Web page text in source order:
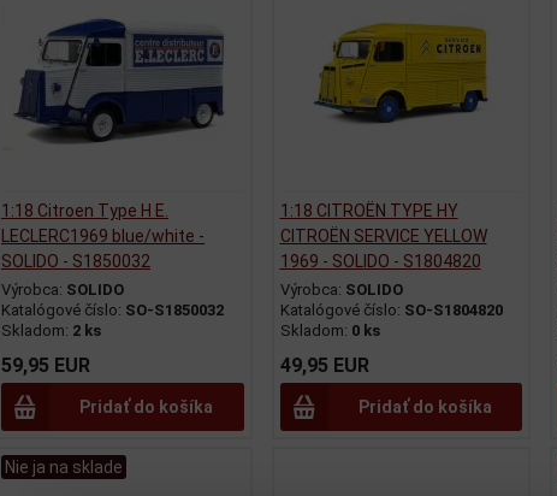
1:18 Citroen Type H E.
LECLERC1969 blue/white -
SOLIDO - S1850032
Výrobca: SOLIDO
Katalógové číslo: SO-S1850032
Skladom: 2 ks
59,95 EUR
Pridať do košíka
1:18 CITROËN TYPE HY
CITROËN SERVICE YELLOW
1969 - SOLIDO - S1804820
Výrobca: SOLIDO
Katalógové číslo: SO-S1804820
Skladom: 0 ks
49,95 EUR
Pridať do košíka
Nie ja na sklade